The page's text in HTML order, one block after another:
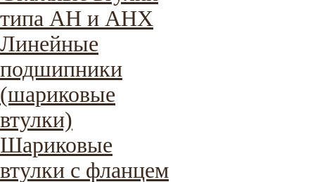
типа AH и AHX
Линейные
подшипники
(шариковые
втулки)
Шариковые
втулки с фланцем